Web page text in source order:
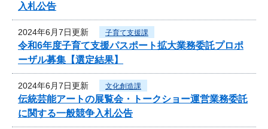
入札公告
2024年6月7日更新 子育て支援課
令和6年度子育て支援パスポート拡大業務委託プロポ
ーザル募集【選定結果】
2024年6月7日更新 文化創造課
伝統芸能アートの展覧会・トークショー運営業務委託
に関する一般競争入札公告